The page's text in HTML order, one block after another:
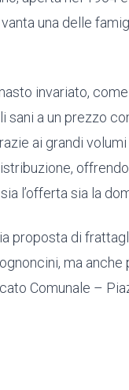
una delle
invariato,
sani a un prezzo
ai grandi
l’offerta sia la
proposta di
ma
Comunale –